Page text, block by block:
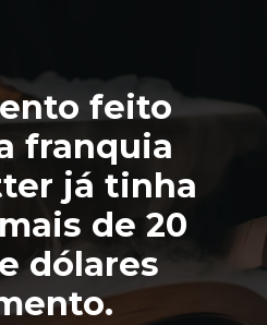
feito
franquia
já tinha
de 20
dólares